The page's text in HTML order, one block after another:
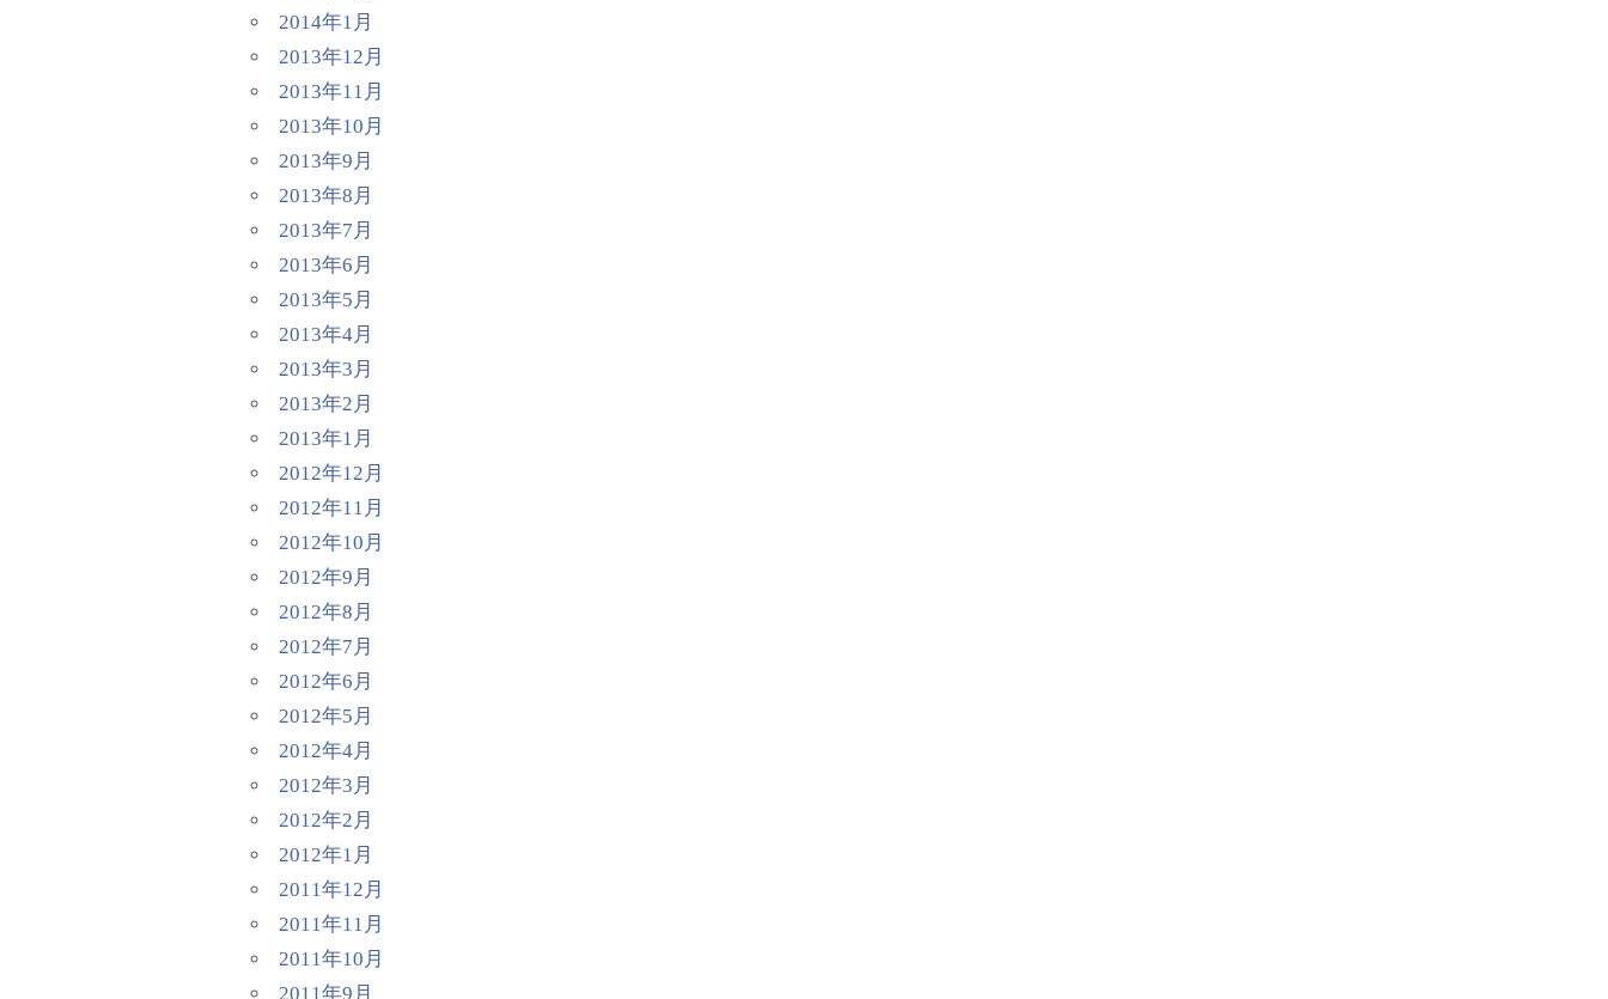
2014年1月
2013年12月
2013年11月
2013年10月
2013年9月
2013年8月
2013年7月
2013年6月
2013年5月
2013年4月
2013年3月
2013年2月
2013年1月
2012年12月
2012年11月
2012年10月
2012年9月
2012年8月
2012年7月
2012年6月
2012年5月
2012年4月
2012年3月
2012年2月
2012年1月
2011年12月
2011年11月
2011年10月
2011年9月